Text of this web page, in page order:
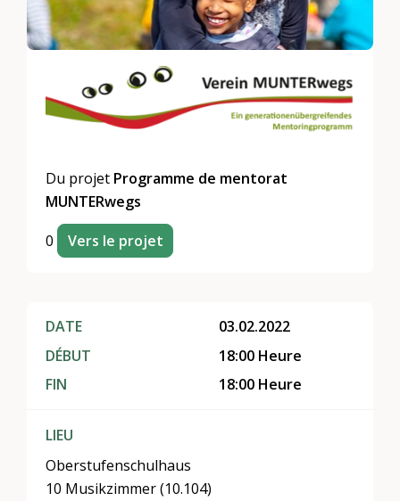
Du projet Programme de mentorat
MUNTERwegs
0 Vers le projet
DATE
DÉBUT
FIN
03.02.2022
18:00 Heure
18:00 Heure
LIEU
Oberstufenschulhaus
10 Musikzimmer (10.104)